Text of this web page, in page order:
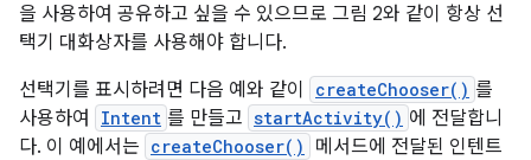
을 사용하여 공유하고 싶을 수 있으므로 그림 2와 같이 항상 선
택기 대화상자를 사용해야 합니다.
선택기를 표시하려면 다음 예와 같이
createChooser() 를
사용하여
Intent 를 만들고 startActivity() 에 전달합니
다. 이 예에서는 createChooser()
메서드에 전달된 인텐트